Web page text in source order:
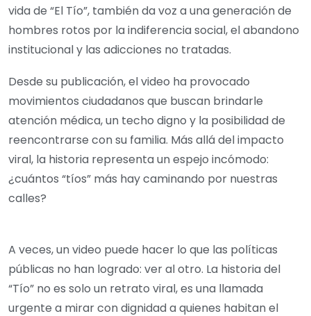
vida de “El Tío”, también da voz a una generación de
hombres rotos por la indiferencia social, el abandono
institucional y las adicciones no tratadas.
Desde su publicación, el video ha provocado
movimientos ciudadanos que buscan brindarle
atención médica, un techo digno y la posibilidad de
reencontrarse con su familia. Más allá del impacto
viral, la historia representa un espejo incómodo:
¿cuántos “tíos” más hay caminando por nuestras
calles?
A veces, un video puede hacer lo que las políticas
públicas no han logrado: ver al otro. La historia del
“Tío” no es solo un retrato viral, es una llamada
urgente a mirar con dignidad a quienes habitan el